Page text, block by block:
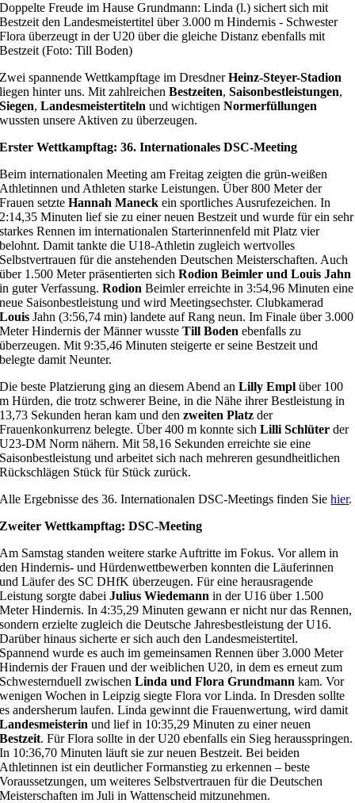
Doppelte Freude im Hause Grundmann: Linda (l.) sichert sich mit
Bestzeit den Landesmeistertitel über 3.000 m Hindernis - Schwester
Flora überzeugt in der U20 über die gleiche Distanz ebenfalls mit
Bestzeit (Foto: Till Boden)
Zwei spannende Wettkampftage im DresdnerHeinz-Steyer-Stadion
liegen hinter uns. Mit zahlreichenBestzeiten,Saisonbestleistungen,
Siegen,Landesmeistertiteln und wichtigenNormerfüllungen
wussten unsere Aktiven zu überzeugen.
Erster Wettkampftag: 36. Internationales DSC-Meeting
Beim internationalen Meeting am Freitag zeigten die grün-weißen
Athletinnen und Athleten starke Leistungen. Über 800 Meter der
Frauen setzteHannah Maneck ein sportliches Ausrufezeichen. In
2:14,35 Minuten lief sie zu einer neuen Bestzeit und wurde für ein sehr
starkes Rennen im internationalen Starterinnenfeld mit Platz vier
belohnt. Damit tankte die U18-Athletin zugleich wertvolles
Selbstvertrauen für die anstehenden Deutschen Meisterschaften. Auch
über 1.500 Meter präsentierten sichRodion Beimler und Louis Jahn
in guter Verfassung.RodionBeimler erreichte in 3:54,96 Minuten eine
neue Saisonbestleistung und wird Meetingsechster. Clubkamerad
LouisJahn (3:56,74 min) landete auf Rang neun. Im Finale über 3.000
Meter Hindernis der Männer wussteTill Boden ebenfalls zu
überzeugen. Mit 9:35,46 Minuten steigerte er seine Bestzeit und
belegte damit Neunter.
Die beste Platzierung ging an diesem Abend anLilly Empl über 100
m Hürden, die trotz schwerer Beine, in die Nähe ihrer Bestleistung in
13,73 Sekunden heran kam und denzweiten Platz der
Frauenkonkurrenz belegte.Über 400 m konnte sichLilli Schlüter der
U23-DM Norm nähern. Mit 58,16 Sekunden erreichte sie eine
Saisonbestleistung und arbeitet sich nach mehreren gesundheitlichen
Rückschlägen Stück für Stück zurück.
Alle Ergebnisse des 36. Internationalen DSC-Meetings finden Siehier.
Zweiter Wettkampftag: DSC-Meeting
Am Samstag standen weitere starke Auftritte im Fokus. Vor allem in
den Hindernis- und Hürdenwettbewerben konnten die Läuferinnen
und Läufer des SC DHfK überzeugen. Für eine herausragende
Leistung sorgte dabeiJulius Wiedemann in der U16 über 1.500
Meter Hindernis. In 4:35,29 Minuten gewann er nicht nur das Rennen,
sondern erzielte zugleich die Deutsche Jahresbestleistung der U16.
Darüber hinaus sicherte er sich auch den Landesmeistertitel.
Spannend wurde es auch im gemeinsamen Rennen über 3.000 Meter
Hindernis der Frauen und der weiblichen U20, in dem es erneut zum
Schwesternduell zwischenLinda und Flora Grundmann kam. Vor
wenigen Wochen in Leipzig siegte Flora vor Linda. In Dresden sollte
es andersherum laufen. Linda gewinnt die Frauenwertung, wird damit
Landesmeisterin und lief in 10:35,29 Minuten zu einer neuen
Bestzeit. Für Flora sollte in der U20 ebenfalls ein Sieg herausspringen.
In 10:36,70 Minuten läuft sie zur neuen Bestzeit. Bei beiden
Athletinnen ist ein deutlicher Formanstieg zu erkennen – beste
Voraussetzungen, um weiteres Selbstvertrauen für die Deutschen
Meisterschaften im Juli in Wattenscheid mitzunehmen.